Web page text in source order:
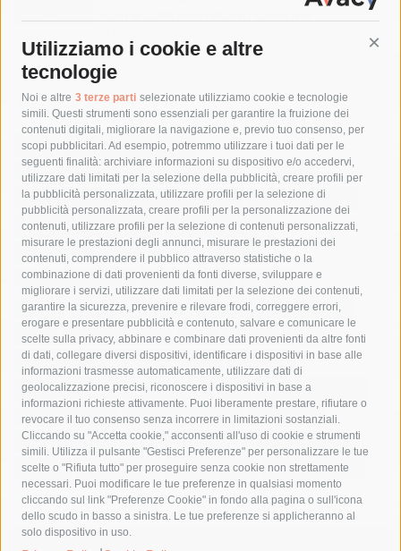
Utilizziamo i cookie e altre
tecnologie
Noi e altre 3 terze parti selezionate utilizziamo cookie e tecnologie
simili. Questi strumenti sono essenziali per garantire la fruizione dei
contenuti digitali, migliorare la navigazione e, previo tuo consenso, per
scopi pubblicitari. Ad esempio, potremmo utilizzare i tuoi dati per le
seguenti finalità: archiviare informazioni su dispositivo e/o accedervi,
utilizzare dati limitati per la selezione della pubblicità, creare profili per
la pubblicità personalizzata, utilizzare profili per la selezione di
pubblicità personalizzata, creare profili per la personalizzazione dei
contenuti, utilizzare profili per la selezione di contenuti personalizzati,
misurare le prestazioni degli annunci, misurare le prestazioni dei
contenuti, comprendere il pubblico attraverso statistiche o la
combinazione di dati provenienti da fonti diverse, sviluppare e
migliorare i servizi, utilizzare dati limitati per la selezione dei contenuti,
garantire la sicurezza, prevenire e rilevare frodi, correggere errori,
erogare e presentare pubblicità e contenuto, salvare e comunicare le
scelte sulla privacy, abbinare e combinare dati provenienti da altre fonti
di dati, collegare diversi dispositivi, identificare i dispositivi in base alle
informazioni trasmesse automaticamente, utilizzare dati di
geolocalizzazione precisi, riconoscere i dispositivi in base a
informazioni richieste attivamente. Puoi liberamente prestare, rifiutare o
revocare il tuo consenso senza incorrere in limitazioni sostanziali.
Cliccando su "Accetta cookie," acconsenti all'uso di cookie e strumenti
simili. Utilizza il pulsante "Gestisci Preferenze" per personalizzare le tue
scelte o "Rifiuta tutto" per proseguire senza cookie non strettamente
necessari. Puoi modificare le tue preferenze in qualsiasi momento
cliccando sul link "Preferenze Cookie" in fondo alla pagina o sull'icona
dello scudo in basso a sinistra. Le tue preferenze si applicheranno al
solo dispositivo in uso.
Tag
acqua allerta meteo
anas
area marina protetta di punta campanella
arresto
Asl Napoli 3 sud
capitaneria di porto capri
carabinieri
castellammare di stabia
circumvesuviana
comune di sorrento
concerto
contagi
costiera amalfitana
covid-19 eav
elezioni
fondazione sorrento
gori guardia costiera
incidente
lavori
lorenzo balducelli mare
massa lubrense
massimo coppola
Meta napoli
ordinanza
penisola sorrentina
piano di sorrento
polizia municipale
protezione civile
Regione Campania
sant'agnello
sindaco cuomo
sorrento studenti temporali
treni
turismo
Vico Equense villa fiorentino vincenzo de luca